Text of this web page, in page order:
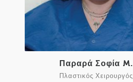
Παραρά Σοφία M.
Πλαστικός Χειρουργός